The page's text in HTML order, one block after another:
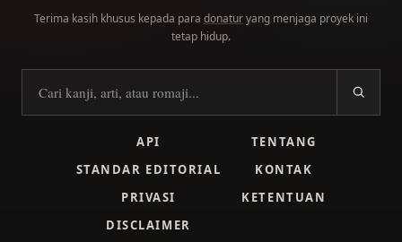
Terima kasih khusus kepada para donaturyang menjaga proyek ini
tetap hidup.
Cari kanji
API
TENTANG
STANDAR EDITORIAL
KONTAK
PRIVASI
KETENTUAN
DISCLAIMER